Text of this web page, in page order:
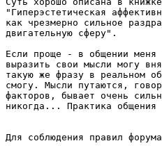
"Гиперэстетическая
как чрезмерно сильное
двигательную сферу".
Если проще - в общении
выразить свои мысли могу
такую же фразу в реальном
смогу. Мысли путаются,
факторов, бывает очень
никогда... Практика общения
Для соблюдения правил